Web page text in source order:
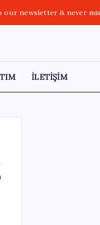
our newsletter & never
İLETİŞİM